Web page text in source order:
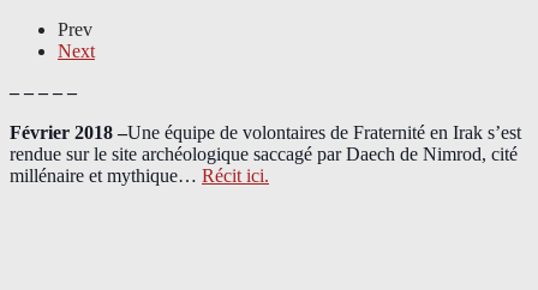
Prev
Next
– – – – –
Février 2018 –Une équipe de volontaires de Fraternité en Irak s’est
rendue sur le site archéologique saccagé par Daech de Nimrod, cité
millénaire et mythique… Récit ici.